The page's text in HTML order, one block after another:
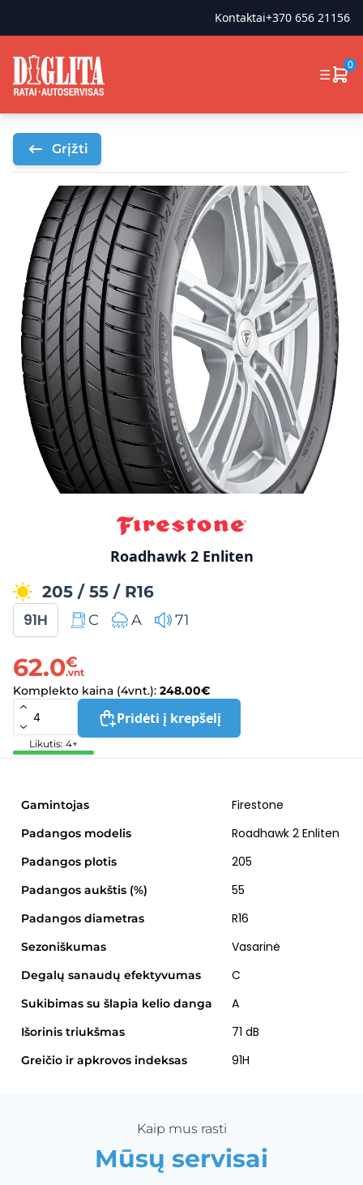
Kontaktai+370 656 21156
☰
0
Grįžti
Roadhawk 2 Enliten
205 / 55 / R16
91H C A 71
62.0€
.vnt
Komplekto kaina (4vnt.): 248.00€
Pridėti į krepšelį
Likutis: 4+
Gamintojas Firestone
Padangos modelis Roadhawk 2 Enliten
Padangos plotis 205
Padangos aukštis (%) 55
Padangos diametras R16
Sezoniškumas Vasarinė
Degalų sanaudų efektyvumas C
Sukibimas su šlapia kelio danga A
Išorinis triukšmas 71 dB
Greičio ir apkrovos indeksas 91H
Kaip mus rasti
Mūsų servisai